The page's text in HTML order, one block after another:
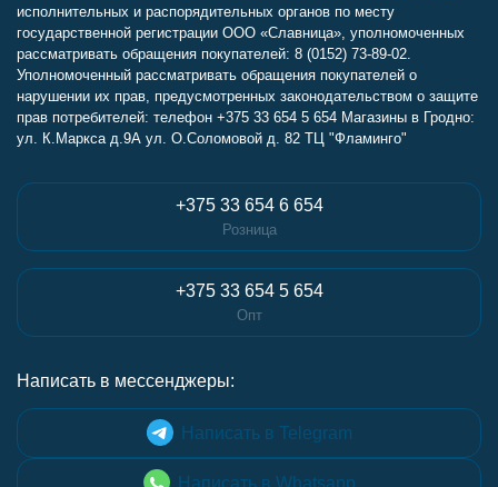
исполнительных и распорядительных органов по месту
государственной регистрации ООО «Славница», уполномоченных
рассматривать обращения покупателей: 8 (0152) 73-89-02.
Уполномоченный рассматривать обращения покупателей о
нарушении их прав, предусмотренных законодательством о защите
прав потребителей: телефон +375 33 654 5 654 Магазины в Гродно:
ул. К.Маркса д.9А ул. О.Соломовой д. 82 ТЦ "Фламинго"
+375 33 654 6 654
Розница
+375 33 654 5 654
Опт
Написать в мессенджеры:
Написать в Telegram
Написать в Whatsapp